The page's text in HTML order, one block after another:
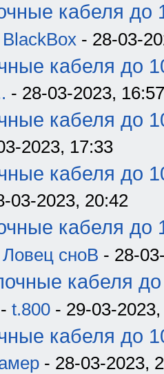
кабеля до
BlackBox - 28-03-
кабеля до
- 28-03-2023, 16:57
кабеля до
2023, 17:33
кабеля до
03-2023, 20:42
кабеля до
Ловец сноВ - 28-
кабеля до
- t.800 - 29-03-
кабеля до
- 28-03-2023,